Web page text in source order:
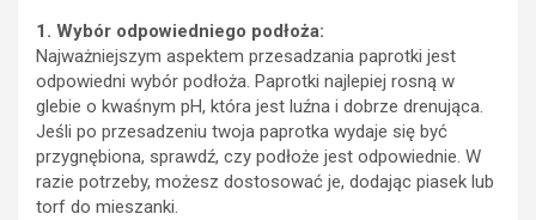
1. Wybór odpowiedniego podłoża:
Najważniejszym aspektem przesadzania paprotki jest
odpowiedni wybór podłoża. Paprotki najlepiej rosną w
glebie o kwaśnym pH, która jest luźna i dobrze drenująca.
Jeśli po przesadzeniu twoja paprotka wydaje się być
przygnębiona, sprawdź, czy podłoże jest odpowiednie. W
razie potrzeby, możesz dostosować je, dodając piasek lub
torf do mieszanki.